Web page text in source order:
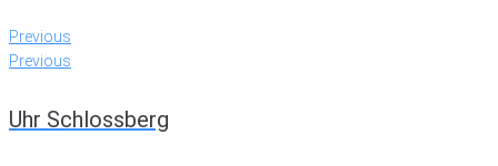
Previous
Previous
Uhr Schlossberg